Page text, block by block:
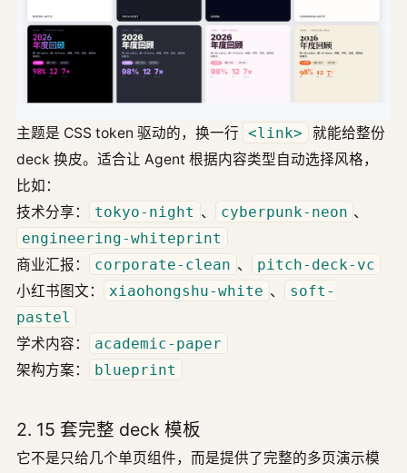
主题是 CSS token 驱动的，换一行 <link>
就能给整份
deck 换皮。适合让 Agent 根据内容类型自动选择风格，
比如：
技术分享：
tokyo-night 、 cyberpunk-neon 、
engineering-whiteprint
商业汇报：
corporate-clean 、
pitch-deck-vc
小红书图文：
xiaohongshu-white 、
soft-
pastel
学术内容：
academic-paper
架构方案：
blueprint
2. 15 套完整 deck 模板
它不是只给几个单页组件，而是提供了完整的多页演示模